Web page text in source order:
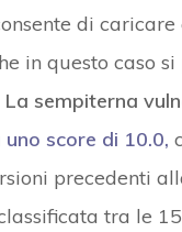
di caricare
in questo caso
La sempiterna
score di 10.0,
precedenti
tra le